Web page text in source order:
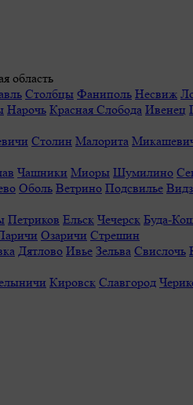
область
Столбцы Фаниполь Несвиж
Нарочь Красная Слобода Ивенец
Столин Малорита
Чашники Миоры Шумилино
Оболь Ветрино Подсвилье
Петриков Ельск Чечерск Буда-
Озаричи Стрешин
Дятлово Ивье Зельва Свислочь
Кировск Славгород